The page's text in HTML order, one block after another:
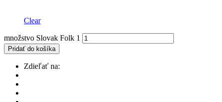
Clear
množstvo Slovak Folk 1
Pridať do košíka
Zdieľať na: